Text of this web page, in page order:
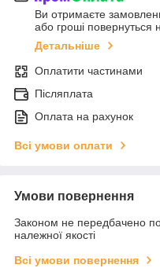
Ви отримаєте
або гроші повернуться
Детальніше
Оплатити частинами
Післяплата
Оплата на рахунок
Всі умови оплати
Умови повернення
Законом не передбачено
належної якості
Всі умови повернення